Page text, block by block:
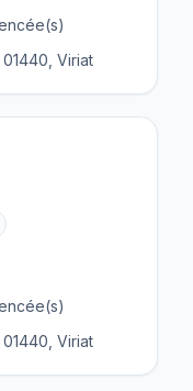
01440, Viriat
01440, Viriat